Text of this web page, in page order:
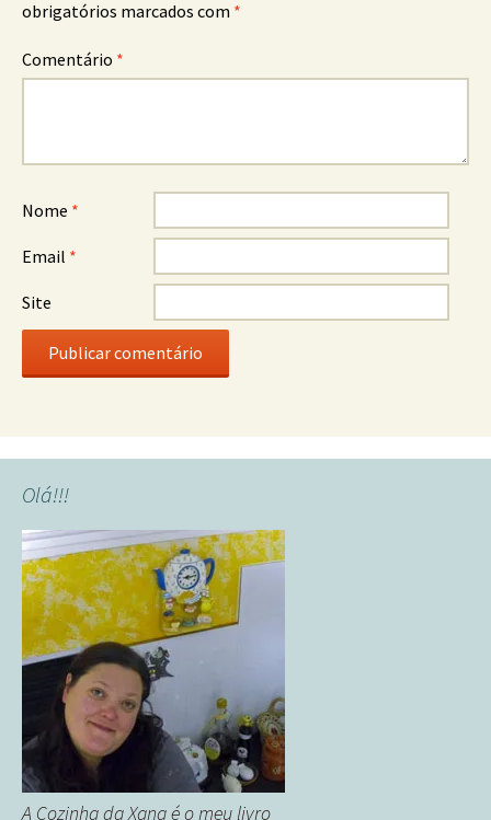
obrigatórios marcados com *
Comentário *
Nome *
Email *
Site
Olá!!!
A Cozinha da Xana é o meu livro